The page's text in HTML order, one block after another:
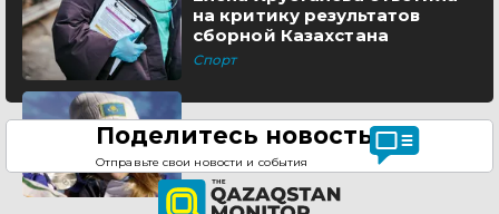
на критику результатов
сборной Казахстана
Спорт
Поделитесь новостью
Отправьте свои новости и события